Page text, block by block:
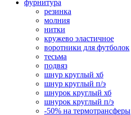
фурнитура
резинка
молния
нитки
кружево эластичное
воротники для футболок
тесьма
подвяз
шнур круглый хб
шнур круглый п/э
шнурок круглый хб
шнурок круглый п/э
-50% на термотрансферы